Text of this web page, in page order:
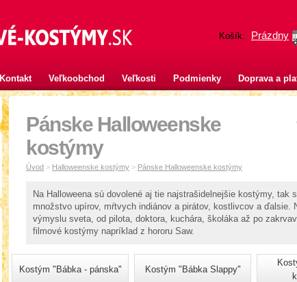
Košík: Prázdny
Kontakt Veľkoobchod Veľkosti Podmienky Doprava a
Pánske Halloweenske
kostýmy
Úvod > Halloweenske kostýmy > Pánske Halloweenske kostýmy
Na Halloweena sú dovolené aj tie najstrašidelnejšie kostýmy, tak
množstvo upírov, mŕtvych indiánov a pirátov, kostlivcov a ďalsie.
výmyslu sveta, od pilota, doktora, kuchára, školáka až po
filmové kostýmy napríklad z hororu Saw.
Kostým "Bábka - pánska" Kostým "Bábka Slappy"